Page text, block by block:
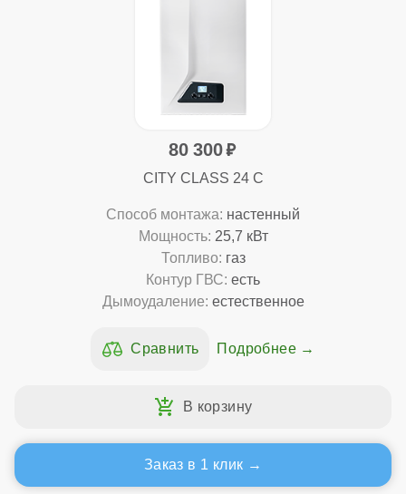
80 300
CITY CLASS 24 C
Способ монтажа: настенный
Мощность: 25,7 кВт
Топливо: газ
Контур ГВС: есть
Дымоудаление: естественное
Подробнее
Заказ в 1 клик